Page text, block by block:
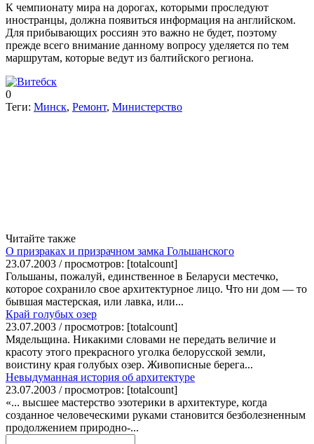
К чемпионату мира на дорогах, которыми проследуют
иностранцы, должна появиться информация на английском.
Для прибывающих россиян это важно не будет, поэтому
прежде всего внимание данному вопросу уделяется по тем
маршрутам, которые ведут из балтийского региона.
0
Теги: Минск, Ремонт, Министерство
Читайте также
О призраках и призрачном замка Гольшанского
23.07.2003 / просмотров: [totalcount]
Гольшаны, пожалуй, единственное в Беларуси местечко,
которое сохранило свое архитектурное лицо. Что ни дом — то
бывшая мастерская, или лавка, или...
Край голубых озер
23.07.2003 / просмотров: [totalcount]
Мядельщина. Никакими словами не передать величие и
красоту этого прекрасного уголка белорусской земли,
воистину края голубых озер. Живописные берега...
Невыдуманная история об архитектуре
23.07.2003 / просмотров: [totalcount]
«... высшее мастерство эзотерики в архитектуре, когда
созданное человеческими руками становится безболезненным
продолжением природно-...